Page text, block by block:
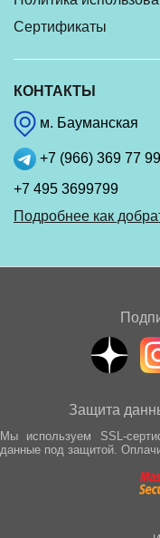
Сертификаты
КОНТАКТЫ
м. Бауманская
+7 (966) 369 77 99
+7 495 3699799
Подробнее как
Защита
Мы используем SSL-
данные под защитой.